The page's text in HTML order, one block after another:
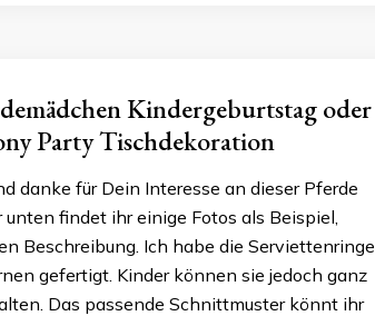
Kindergeburtstag oder
Party Tischdekoration
danke für Dein Interesse an dieser Pferde
findet ihr einige Fotos als Beispiel,
Beschreibung. Ich habe die Serviettenringe
gefertigt. Kinder können sie jedoch ganz
Das passende Schnittmuster könnt ihr